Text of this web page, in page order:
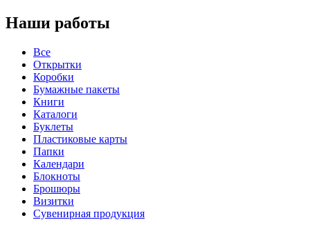
Наши работы
Все
Открытки
Коробки
Бумажные пакеты
Книги
Каталоги
Буклеты
Пластиковые карты
Папки
Календари
Блокноты
Брошюры
Визитки
Сувенирная продукция